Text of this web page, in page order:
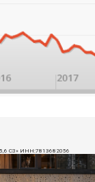
5,6 СЗ» ИНН:7813682056